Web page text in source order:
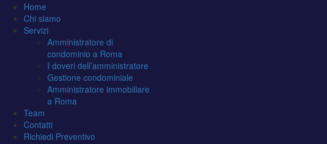
Home
Chi siamo
Servizi
Amministratore di
condominio a Roma
I doveri dell’amministratore
Gestione condominiale
Amministratore immobiliare
a Roma
Team
Contatti
Richiedi Preventivo